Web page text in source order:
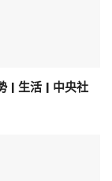
| 生活 | 中央社